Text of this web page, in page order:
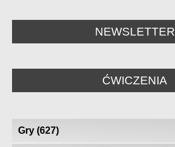
NEWSLETTER
ĆWICZENIA
Gry (627)